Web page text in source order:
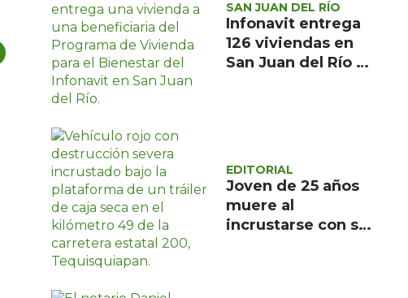
SAN JUAN DEL RÍO
Infonavit entrega
126 viviendas en
San Juan del Río a
EDITORIAL
Joven de 25 años
muere al
incrustarse con su